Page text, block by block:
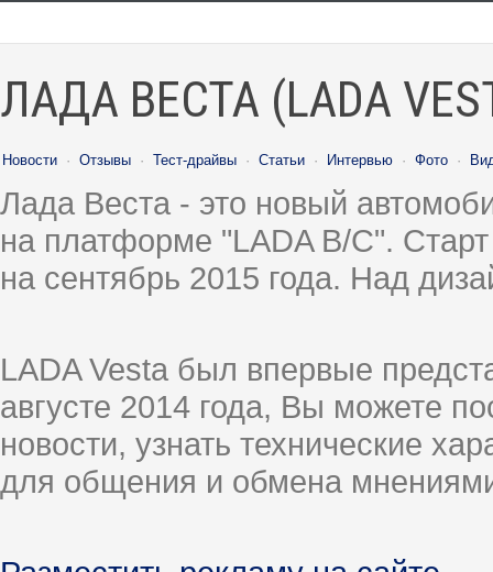
ЛАДА ВЕСТА (LADA
Новости · Отзывы · Тест-драйвы · Статьи · Интервью · Фото ·
Лада Веста - это новый
на платформе "LADA B/C".
на сентябрь 2015 года. Над
LADA Vesta был впервые
августе 2014 года, Вы можете
новости, узнать технические
для общения и обмена